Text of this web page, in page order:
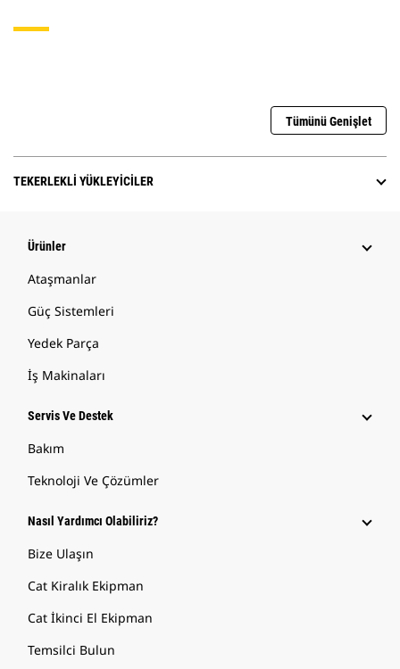
Tümünü Genişlet
TEKERLEKLI YÜKLEYICILER
Ürünler
Ataşmanlar
Güç Sistemleri
Yedek Parça
İş Makinaları
Servis Ve Destek
Bakım
Teknoloji Ve Çözümler
Nasıl Yardımcı Olabiliriz?
Bize Ulaşın
Cat Kiralık Ekipman
Cat İkinci El Ekipman
Temsilci Bulun